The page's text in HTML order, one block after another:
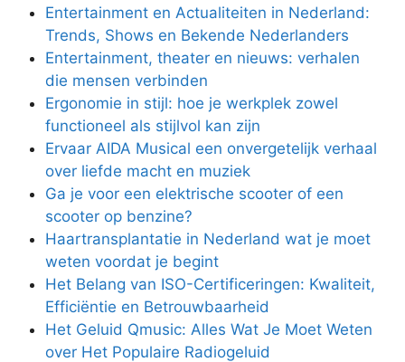
Entertainment en Actualiteiten in Nederland:
Trends, Shows en Bekende Nederlanders
Entertainment, theater en nieuws: verhalen
die mensen verbinden
Ergonomie in stijl: hoe je werkplek zowel
functioneel als stijlvol kan zijn
Ervaar AIDA Musical een onvergetelijk verhaal
over liefde macht en muziek
Ga je voor een elektrische scooter of een
scooter op benzine?
Haartransplantatie in Nederland wat je moet
weten voordat je begint
Het Belang van ISO-Certificeringen: Kwaliteit,
Efficiëntie en Betrouwbaarheid
Het Geluid Qmusic: Alles Wat Je Moet Weten
over Het Populaire Radiogeluid